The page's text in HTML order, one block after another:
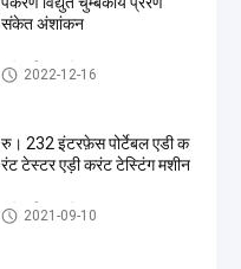
संकेत अंशांकन
एड़ी वर्तमान परीक्षण उपकरण
2022-12-16
रु। 232 इंटरफ़ेस पोर्टेबल एडी क
रंट टेस्टर एड़ी करंट टेस्टिंग मशीन
एड़ी वर्तमान परीक्षण उपकरण
2021-09-10